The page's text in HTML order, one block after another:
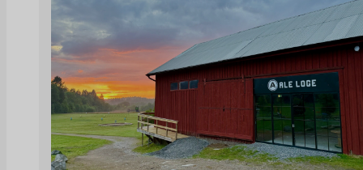
Evenemang
Eventplanering
Anslut dig till EventTjänster